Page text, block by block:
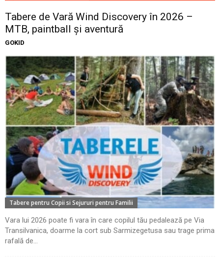
Tabere de Vară Wind Discovery în 2026 –
MTB, paintball și aventură
GOKID
Tabere pentru Copii si Sejururi pentru Familii
Vara lui 2026 poate fi vara în care copilul tău pedalează pe Via
Transilvanica, doarme la cort sub Sarmizegetusa sau trage prima
rafală de...